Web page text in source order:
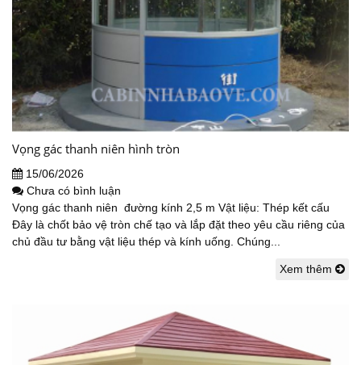
Vọng gác thanh niên hình tròn
15/06/2026
Chưa có bình luận
Vọng gác thanh niên đường kính 2,5 m Vật liệu: Thép kết cấu
Đây là chốt bảo vệ tròn chế tạo và lắp đặt theo yêu cầu riêng của
chủ đầu tư bằng vật liệu thép và kính uống. Chúng...
Xem thêm